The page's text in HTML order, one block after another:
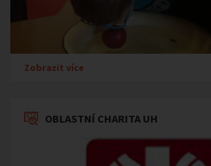
Zobrazit více
OBLASTNÍ CHARITA UH